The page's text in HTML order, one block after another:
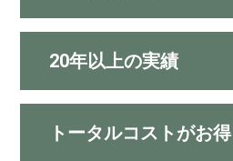
20年以上の実績
トータルコストがお得